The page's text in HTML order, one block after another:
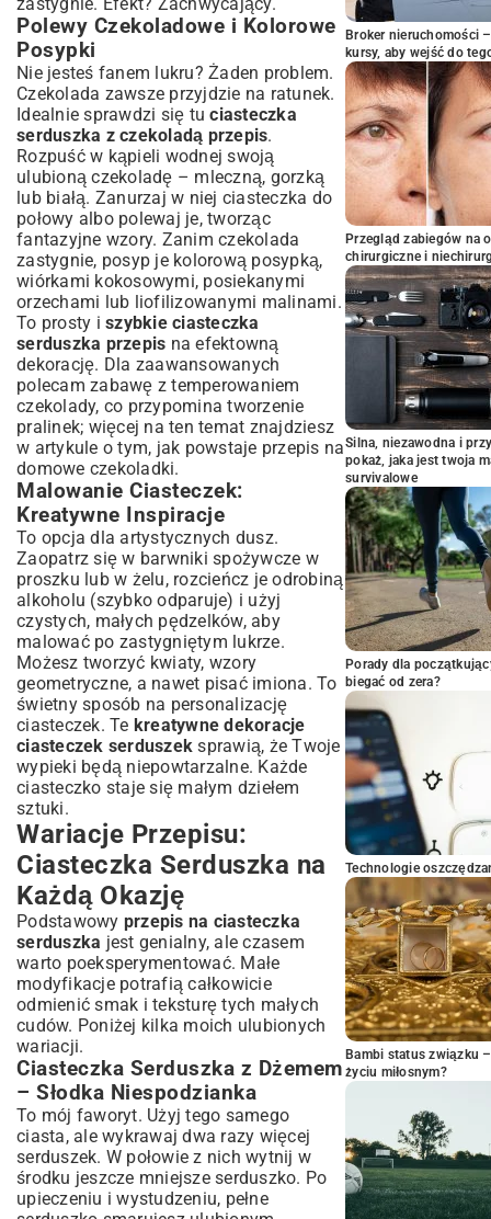
Polewy Czekoladowe i Kolorowe
Posypki
Nie jesteś fanem lukru? Żaden problem.
Czekolada zawsze przyjdzie na ratunek.
Idealnie sprawdzi się tuciasteczka
serduszka z czekoladą przepis.
Rozpuść w kąpieli wodnej swoją
ulubioną czekoladę – mleczną, gorzką
lub białą. Zanurzaj w niej ciasteczka do
połowy albo polewaj je, tworząc
fantazyjne wzory. Zanim czekolada
zastygnie, posyp je kolorową posypką,
wiórkami kokosowymi, posiekanymi
orzechami lub liofilizowanymi malinami.
To prosty i szybkie ciasteczka
serduszka przepis na efektowną
dekorację. Dla zaawansowanych
polecam zabawę z temperowaniem
czekolady, co przypomina tworzenie
pralinek; więcej na ten temat znajdziesz
w artykule o tym, jak powstaje przepis na
domowe czekoladki.
Malowanie Ciasteczek:
Kreatywne Inspiracje
To opcja dla artystycznych dusz.
Zaopatrz się w barwniki spożywcze w
proszku lub w żelu, rozcieńcz je odrobiną
alkoholu (szybko odparuje) i użyj
czystych, małych pędzelków, aby
malować po zastygniętym lukrze.
Możesz tworzyć kwiaty, wzory
geometryczne, a nawet pisać imiona. To
świetny sposób na personalizację
ciasteczek. Te kreatywne dekoracje
ciasteczek serduszek sprawią, że Twoje
wypieki będą niepowtarzalne. Każde
ciasteczko staje się małym dziełem
sztuki.
Wariacje Przepisu:
Ciasteczka Serduszka na
Każdą Okazję
Podstawowy przepis na ciasteczka
serduszka jest genialny, ale czasem
warto poeksperymentować. Małe
modyfikacje potrafią całkowicie
odmienić smak i teksturę tych małych
cudów. Poniżej kilka moich ulubionych
wariacji.
Ciasteczka Serduszka z Dżemem
– Słodka Niespodzianka
To mój faworyt. Użyj tego samego
ciasta, ale wykrawaj dwa razy więcej
serduszek. W połowie z nich wytnij w
środku jeszcze mniejsze serduszko. Po
upieczeniu i wystudzeniu, pełne
Broker nieruchomości
kursy, aby wejść do
Przegląd zabiegów na
chirurgiczne i
Silna, niezawodna i
pokaż, jaka jest twoja
survivalowe
Porady dla
biegać od zera?
Technologie
Bambi status związku
życiu miłosnym?